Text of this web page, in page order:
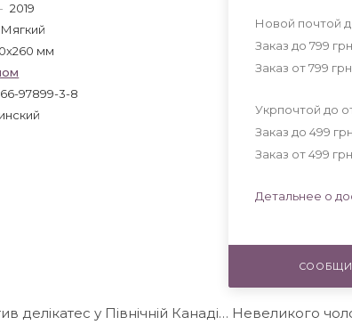
2019
Мягкий
мм
97899-3-8
Новой почтой
Заказ до 799
Заказ от 799
Укрпочтой до
Заказ до 499
Заказ от 499
Детальнее о
делікатес у Північній Канаді… Невеликого